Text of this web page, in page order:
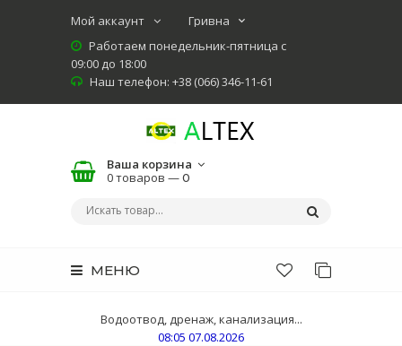
Мой аккаунт
Работаем понедельник-пятница с
09:00 до 18:00
Наш телефон: +38 (066) 346-11-61
Ваша корзина
0 товаров —0
МЕНЮ
Водоотвод, дренаж, канализация...
08:05 07.08.2026